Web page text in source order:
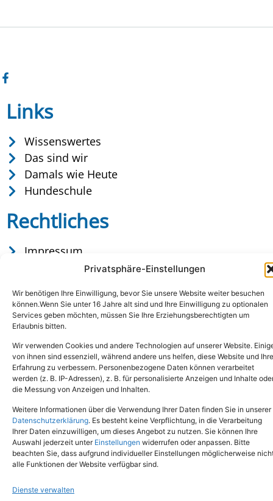
Privatsphäre-Einstellungen
Wir benötigen Ihre Einwilligung, bevor Sie unsere Website weiter besuchen
können.Wenn Sie unter 16 Jahre alt sind und Ihre Einwilligung zu optionalen
Services geben möchten, müssen Sie Ihre Erziehungsberechtigten um
Erlaubnis bitten.
Wir verwenden Cookies und andere Technologien auf unserer Website.
von ihnen sind essenziell, während andere uns helfen, diese Website und Ihre
Erfahrung zu verbessern. Personenbezogene Daten können verarbeitet
werden (z. B. IP-Adressen), z. B. für personalisierte Anzeigen und Inhalte
die Messung von Anzeigen und Inhalten.
Weitere Informationen über die Verwendung Ihrer Daten finden Sie in unserer
Datenschutzerklärung. Es besteht keine Verpflichtung, in die Verarbeitung
Ihrer Daten einzuwilligen, um dieses Angebot zu nutzen. Sie können Ihre
Auswahl jederzeit unter Einstellungen widerrufen oder anpassen. Bitte
beachten Sie, dass aufgrund individueller Einstellungen möglicherweise
alle Funktionen der Website verfügbar sind.
Dienste verwalten
Links
Wissenswertes
Das sind wir
Damals wie Heute
Hundeschule
Rechtliches
Impressum
Datenschutz
Copyright © 2024. Alle Rechte vorbehalten.
Tel.: (02651) - 77438info@tierheim-mayen.de
In der Pluns 1, 56727 Mayen